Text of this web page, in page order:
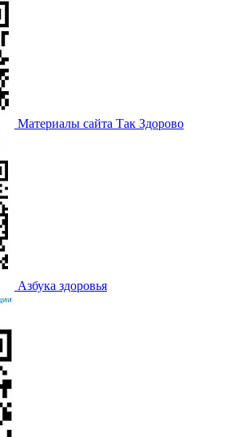
Материалы сайта Так Здорово
Азбука здоровья